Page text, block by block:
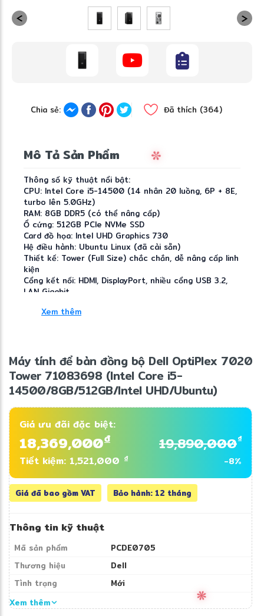
Chia sẻ: Đã thích (364)
Mô Tả Sản Phẩm
Thông số kỹ thuật nổi bật:
CPU: Intel Core i5-14500 (14 nhân 20 luồng, 6P + 8E,
turbo lên 5.0GHz)
RAM: 8GB DDR5 (có thể nâng cấp)
Ổ cứng: 512GB PCIe NVMe SSD
Card đồ họa: Intel UHD Graphics 730
Hệ điều hành: Ubuntu Linux (đã cài sẵn)
Thiết kế: Tower (Full Size) chắc chắn, dễ nâng cấp linh
kiện
Cổng kết nối: HDMI, DisplayPort, nhiều cổng USB 3.2,
LAN Gigabit
Phù hợp cho: Doanh nghiệp sử dụng Linux, lập trình
Xem thêm
Máy tính để bàn đồng bộ Dell OptiPlex 7020
Tower 71083698 (Intel Core i5-
14500/8GB/512GB/Intel UHD/Ubuntu)
Giá ưu đãi đặc biệt:
18,369,000đ 19,890,000đ
Tiết kiệm: 1,521,000 đ -8%
Giá đã bao gồm VAT Bảo hành: 12 tháng
Thông tin kỹ thuật
Mã sản phẩm
PCDE0705
Thương hiệu
Dell
Tình trạng
Mới
Xem thêm